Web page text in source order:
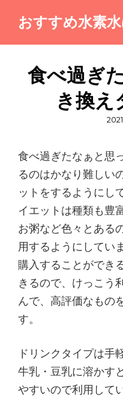
おすすめ水素
食べ過ぎ
き換え
投
食べ過ぎたなぁと思
るのはかなり難しい
ットをするようにし
イエットは種類も豊
お粥など色々とある
用するようにしてい
購入することができ
きるので、けっこう
んで、高評価なもの
す。
ドリンクタイプは手
牛乳・豆乳に溶かす
やすいので利用して